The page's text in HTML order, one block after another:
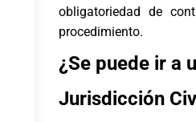
obligatoriedad de
procedimiento.
¿Se puede ir a
Jurisdicción